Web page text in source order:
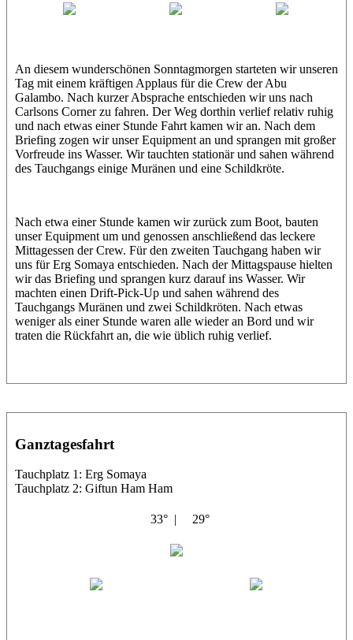
An diesem wunderschönen Sonntagmorgen starteten wir unseren
Tag mit einem kräftigen Applaus für die Crew der Abu
Galambo. Nach kurzer Absprache entschieden wir uns nach
Carlsons Corner zu fahren. Der Weg dorthin verlief relativ ruhig
und nach etwas einer Stunde Fahrt kamen wir an. Nach dem
Briefing zogen wir unser Equipment an und sprangen mit großer
Vorfreude ins Wasser. Wir tauchten stationär und sahen während
des Tauchgangs einige Muränen und eine Schildkröte.
Nach etwa einer Stunde kamen wir zurück zum Boot, bauten
unser Equipment um und genossen anschließend das leckere
Mittagessen der Crew. Für den zweiten Tauchgang haben wir
uns für Erg Somaya entschieden. Nach der Mittagspause hielten
wir das Briefing und sprangen kurz darauf ins Wasser. Wir
machten einen Drift-Pick-Up und sahen während des
Tauchgangs Muränen und zwei Schildkröten. Nach etwas
weniger als einer Stunde waren alle wieder an Bord und wir
traten die Rückfahrt an, die wie üblich ruhig verlief.
Ganztagesfahrt
Tauchplatz 1: Erg Somaya
Tauchplatz 2: Giftun Ham Ham
33° | 29°